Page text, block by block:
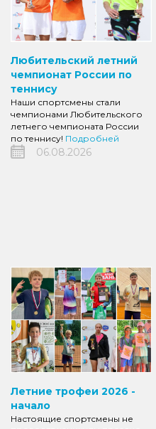
Любительский летний
чемпионат России по
теннису
Наши спортсмены стали
чемпионами Любительского
летнего чемпионата России
по теннису! Подробней
06.08.2026
Летние трофеи 2026 -
начало
Настоящие спортсмены не